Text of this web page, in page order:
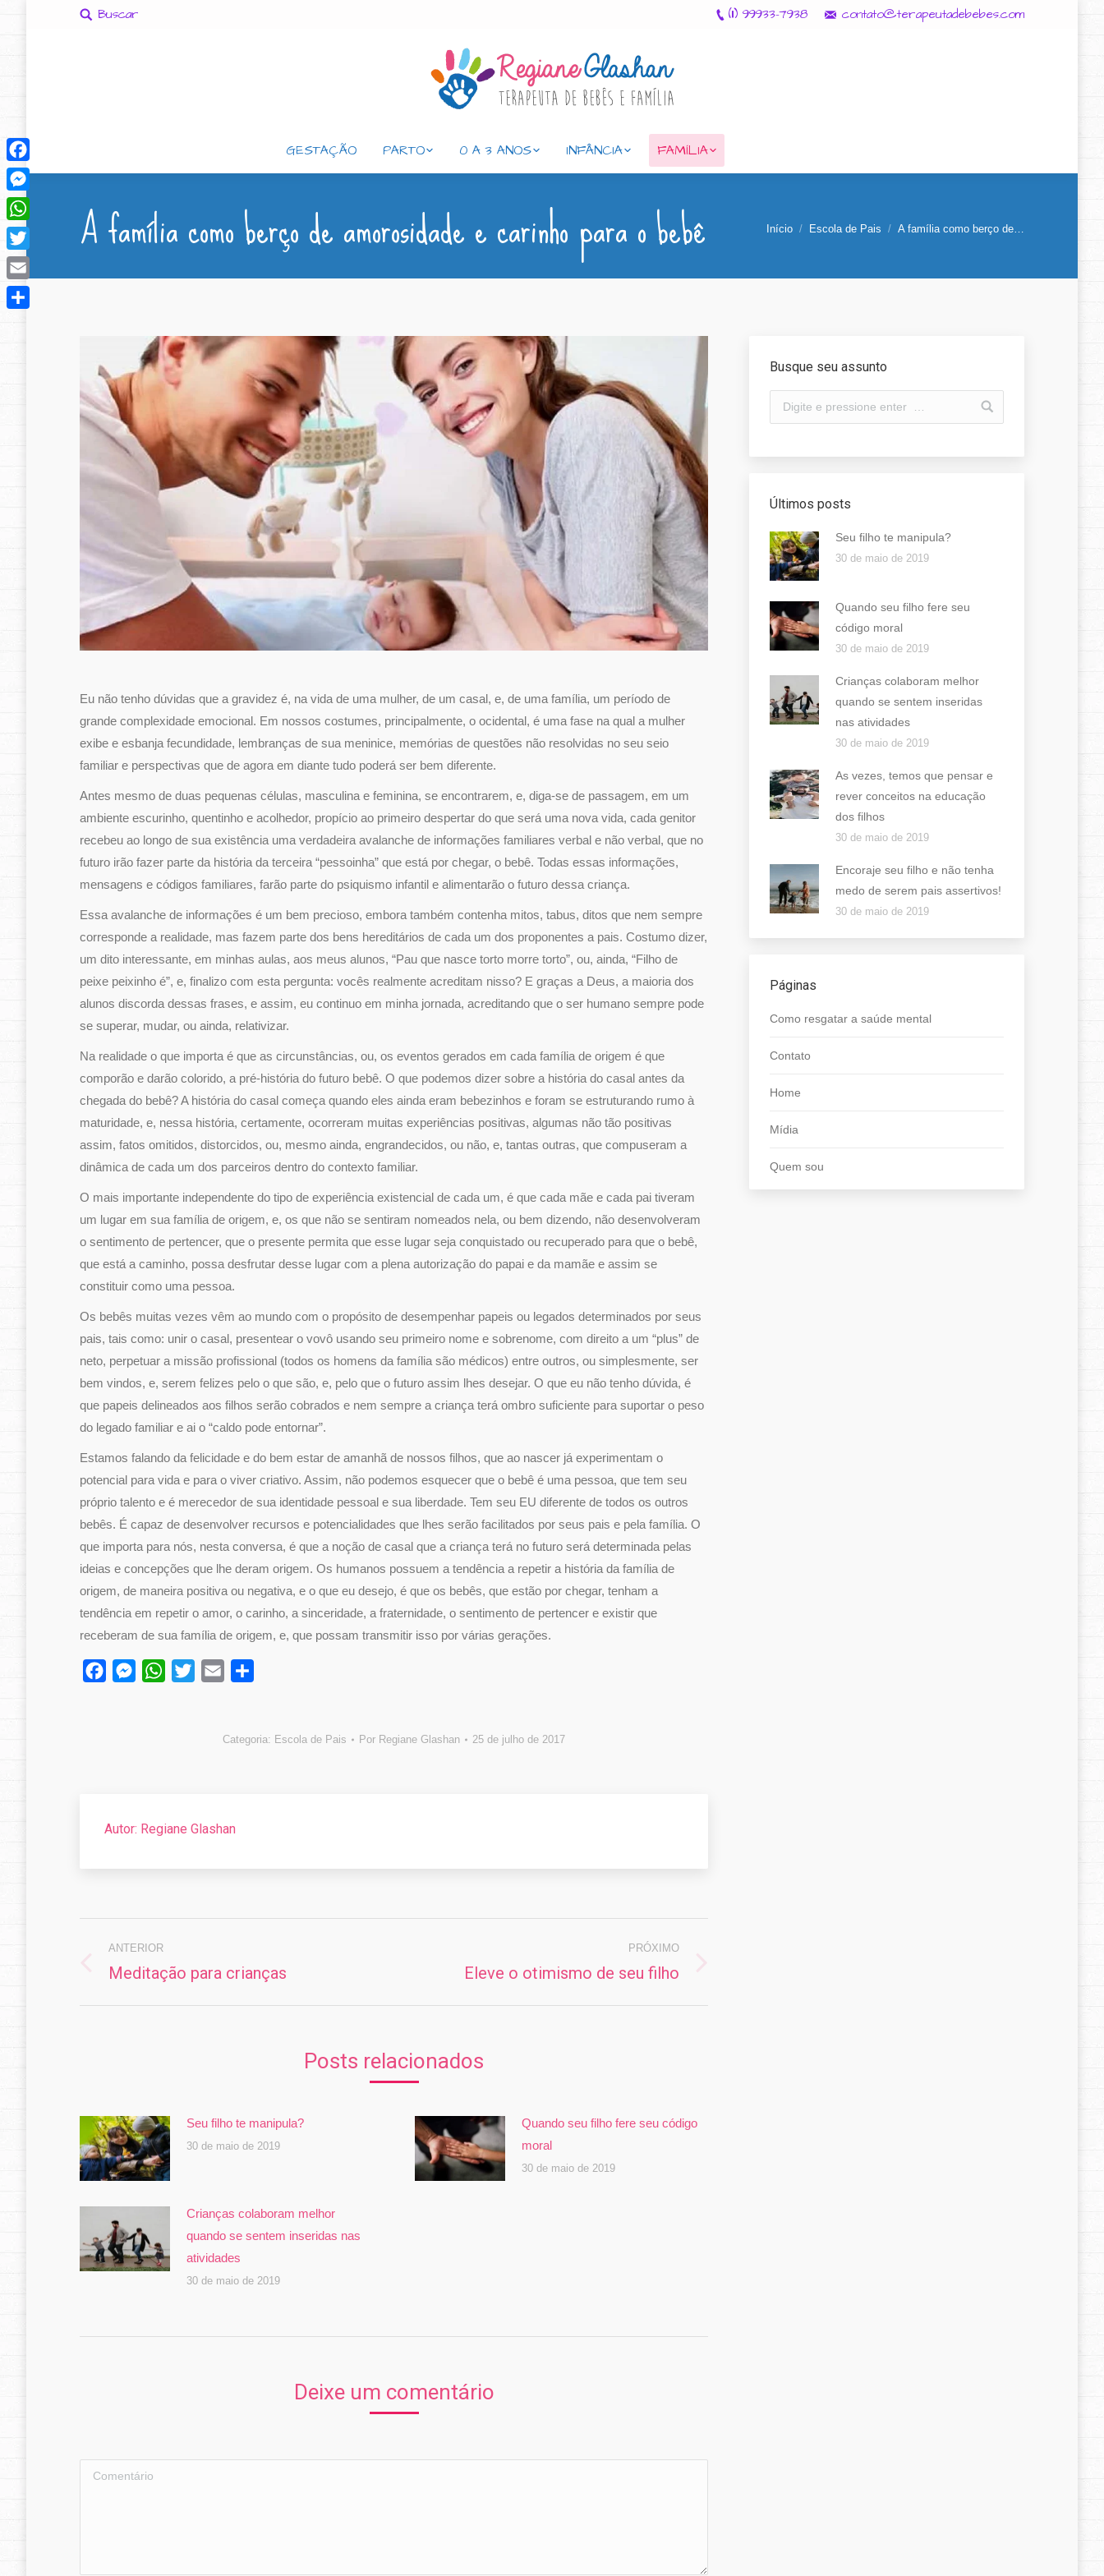
Buscar (11) 99933-7938 contato@terapeutadebebes.com
GESTAÇÃO PARTO 0 A 3 ANOS INFÂNCIA FAMÍLIA
A família como berço de amorosidade e carinho para o bebê Você está aqui:
Início Escola de Pais A família como berço de…
Eu não tenho dúvidas que a gravidez é, na vida de uma mulher, de um casal, e, de uma família, um período de
grande complexidade emocional. Em nossos costumes, principalmente, o ocidental, é uma fase na qual a mulher
exibe e esbanja fecundidade, lembranças de sua meninice, memórias de questões não resolvidas no seu seio
familiar e perspectivas que de agora em diante tudo poderá ser bem diferente.
Antes mesmo de duas pequenas células, masculina e feminina, se encontrarem, e, diga-se de passagem, em um
ambiente escurinho, quentinho e acolhedor, propício ao primeiro despertar do que será uma nova vida, cada genitor
recebeu ao longo de sua existência uma verdadeira avalanche de informações familiares verbal e não verbal, que no
futuro irão fazer parte da história da terceira “pessoinha” que está por chegar, o bebê. Todas essas informações,
mensagens e códigos familiares, farão parte do psiquismo infantil e alimentarão o futuro dessa criança.
Essa avalanche de informações é um bem precioso, embora também contenha mitos, tabus, ditos que nem sempre
corresponde a realidade, mas fazem parte dos bens hereditários de cada um dos proponentes a pais. Costumo dizer,
um dito interessante, em minhas aulas, aos meus alunos, “Pau que nasce torto morre torto”, ou, ainda, “Filho de
peixe peixinho é”, e, finalizo com esta pergunta: vocês realmente acreditam nisso? E graças a Deus, a maioria dos
alunos discorda dessas frases, e assim, eu continuo em minha jornada, acreditando que o ser humano sempre pode
se superar, mudar, ou ainda, relativizar.
Na realidade o que importa é que as circunstâncias, ou, os eventos gerados em cada família de origem é que
comporão e darão colorido, a pré-história do futuro bebê. O que podemos dizer sobre a história do casal antes da
chegada do bebê? A história do casal começa quando eles ainda eram bebezinhos e foram se estruturando rumo à
maturidade, e, nessa história, certamente, ocorreram muitas experiências positivas, algumas não tão positivas
assim, fatos omitidos, distorcidos, ou, mesmo ainda, engrandecidos, ou não, e, tantas outras, que compuseram a
dinâmica de cada um dos parceiros dentro do contexto familiar.
O mais importante independente do tipo de experiência existencial de cada um, é que cada mãe e cada pai tiveram
um lugar em sua família de origem, e, os que não se sentiram nomeados nela, ou bem dizendo, não desenvolveram
o sentimento de pertencer, que o presente permita que esse lugar seja conquistado ou recuperado para que o bebê,
que está a caminho, possa desfrutar desse lugar com a plena autorização do papai e da mamãe e assim se
constituir como uma pessoa.
Os bebês muitas vezes vêm ao mundo com o propósito de desempenhar papeis ou legados determinados por seus
pais, tais como: unir o casal, presentear o vovô usando seu primeiro nome e sobrenome, com direito a um “plus” de
neto, perpetuar a missão profissional (todos os homens da família são médicos) entre outros, ou simplesmente, ser
bem vindos, e, serem felizes pelo o que são, e, pelo que o futuro assim lhes desejar. O que eu não tenho dúvida, é
que papeis delineados aos filhos serão cobrados e nem sempre a criança terá ombro suficiente para suportar o peso
do legado familiar e ai o “caldo pode entornar”.
Estamos falando da felicidade e do bem estar de amanhã de nossos filhos, que ao nascer já experimentam o
potencial para vida e para o viver criativo. Assim, não podemos esquecer que o bebê é uma pessoa, que tem seu
próprio talento e é merecedor de sua identidade pessoal e sua liberdade. Tem seu EU diferente de todos os outros
bebês. É capaz de desenvolver recursos e potencialidades que lhes serão facilitados por seus pais e pela família. O
que importa para nós, nesta conversa, é que a noção de casal que a criança terá no futuro será determinada pelas
ideias e concepções que lhe deram origem. Os humanos possuem a tendência a repetir a história da família de
origem, de maneira positiva ou negativa, e o que eu desejo, é que os bebês, que estão por chegar, tenham a
tendência em repetir o amor, o carinho, a sinceridade, a fraternidade, o sentimento de pertencer e existir que
receberam de sua família de origem, e, que possam transmitir isso por várias gerações.
FacebookMessengerWhatsApp
Twitter Email
Categoria: Escola de Pais Por Regiane Glashan 25 de julho de 2017
Autor: Regiane Glashan
Navegação
post:
ANTERIOR
Post
Meditação para crianças
PRÓXIMO
Eleve o otimismo de seu filho
Posts relacionados
Seu filho te manipula?
30 de maio de 2019
Quando seu filho fere seu código
moral
30 de maio de 2019
Crianças colaboram melhor
quando se sentem inseridas nas
atividades
30 de maio de 2019
Deixe um comentário
Comentário
Busque seu assunto
Últimos posts
Seu filho te manipula?
30 de maio de 2019
Quando seu filho fere seu
código moral
30 de maio de 2019
Crianças colaboram melhor
quando se sentem inseridas
nas atividades
30 de maio de 2019
As vezes, temos que pensar e
rever conceitos na educação
dos filhos
30 de maio de 2019
Encoraje seu filho e não tenha
medo de serem pais assertivos!
30 de maio de 2019
Páginas
Como resgatar a saúde mental
Contato
Home
Mídia
Quem sou
E-mail:
Mensagem
Facebook
Messenger
WhatsApp
Twitter
Email